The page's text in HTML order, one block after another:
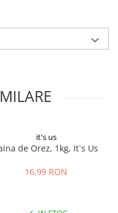
it's us
de Orez, 1kg, It`s Us
16,99 RON